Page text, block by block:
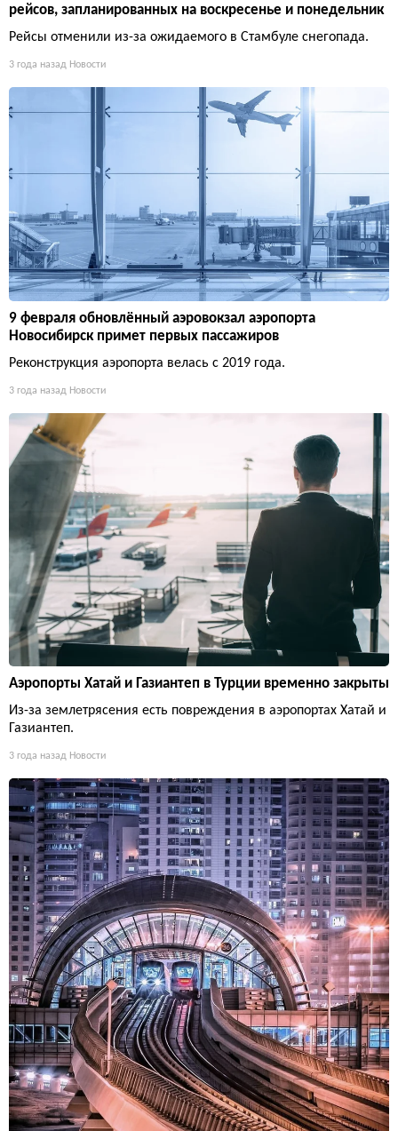
рейсов, запланированных на воскресенье и понедельник
Рейсы отменили из-за ожидаемого в Стамбуле снегопада.
3 года назад Новости
9 февраля обновлённый аэровокзал аэропорта
Новосибирск примет первых пассажиров
Реконструкция аэропорта велась с 2019 года.
3 года назад Новости
Аэропорты Хатай и Газиантеп в Турции временно закрыты
Из-за землетрясения есть повреждения в аэропортах Хатай и
Газиантеп.
3 года назад Новости